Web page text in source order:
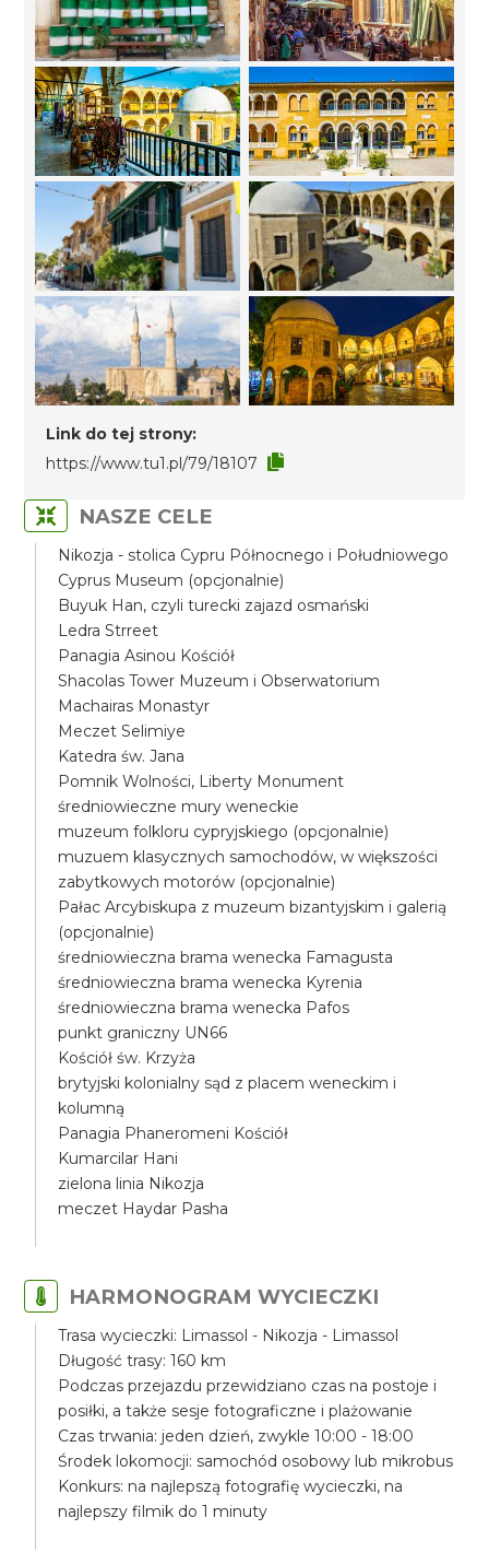
Link do tej strony:
https://www.tu1.pl/79/18107
NASZE CELE
Nikozja - stolica Cypru Północnego i Południowego
Cyprus Museum (opcjonalnie)
Buyuk Han, czyli turecki zajazd osmański
Ledra Strreet
Panagia Asinou Kościół
Shacolas Tower Muzeum i Obserwatorium
Machairas Monastyr
Meczet Selimiye
Katedra św. Jana
Pomnik Wolności, Liberty Monument
średniowieczne mury weneckie
muzeum folkloru cypryjskiego (opcjonalnie)
muzuem klasycznych samochodów, w większości
zabytkowych motorów (opcjonalnie)
Pałac Arcybiskupa z muzeum bizantyjskim i galerią
(opcjonalnie)
średniowieczna brama wenecka Famagusta
średniowieczna brama wenecka Kyrenia
średniowieczna brama wenecka Pafos
punkt graniczny UN66
Kościół św. Krzyża
brytyjski kolonialny sąd z placem weneckim i
kolumną
Panagia Phaneromeni Kościół
Kumarcilar Hani
zielona linia Nikozja
meczet Haydar Pasha
HARMONOGRAM WYCIECZKI
Trasa wycieczki: Limassol - Nikozja - Limassol
Długość trasy: 160 km
Podczas przejazdu przewidziano czas na postoje i
posiłki, a także sesje fotograficzne i plażowanie
Czas trwania: jeden dzień, zwykle 10:00 - 18:00
Środek lokomocji: samochód osobowy lub mikrobus
Konkurs: na najlepszą fotografię wycieczki, na
najlepszy filmik do 1 minuty